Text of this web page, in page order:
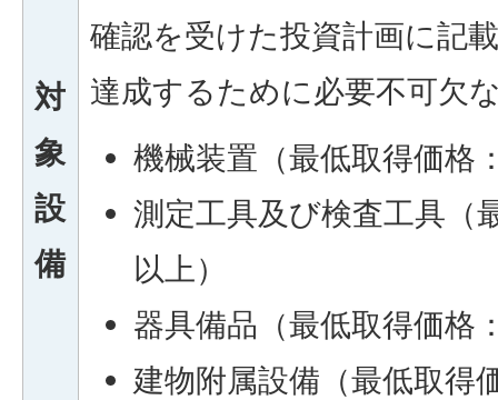
対
象
設
備
確認を受けた投資計画に記
達成するために必要不可欠
機械装置（最低取得価格
測定工具及び検査工具（
以上）
器具備品（最低取得価格
建物附属設備（最低取得